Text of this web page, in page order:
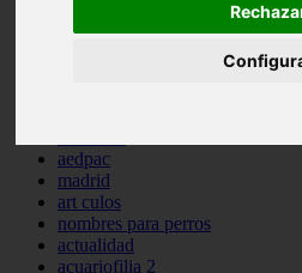
terapia asistida
aedpac
madrid
art culos
nombres para perros
actualidad
acuariofilia 2